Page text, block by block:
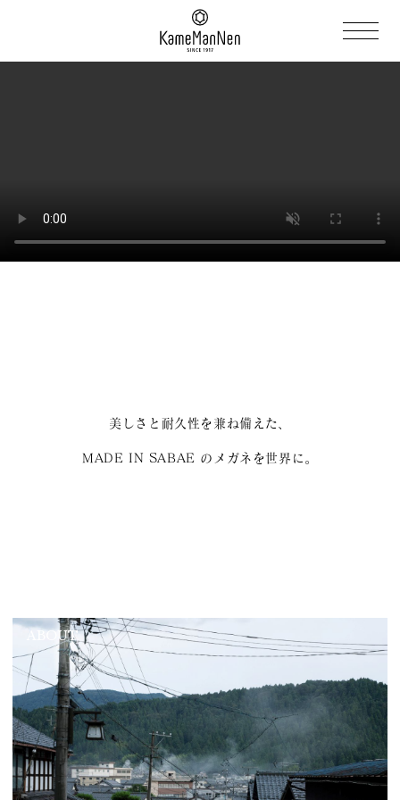
美しさと耐久性を兼ね備えた、
MADE IN SABAE のメガネを世界に。
ABOUT